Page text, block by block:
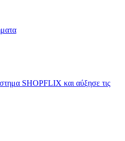
SHOPFLIX και αύξησε τις